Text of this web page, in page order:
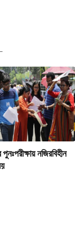
নজিরবিহীন